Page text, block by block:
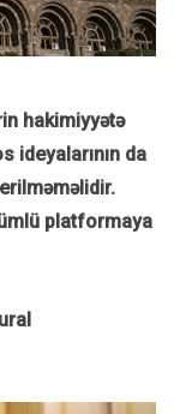
hakimiyyətə
ideyalarının da
platformaya